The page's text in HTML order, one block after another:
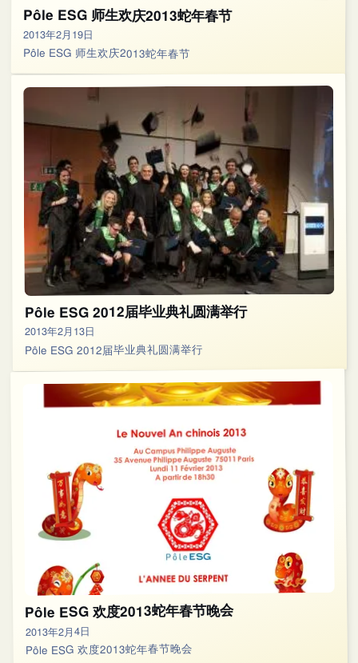
Pôle ESG 师生欢庆2013蛇年春节
2013年2月19日
Pôle ESG 师生欢庆2013蛇年春节
Pôle ESG 2012届毕业典礼圆满举行
2013年2月13日
Pôle ESG 2012届毕业典礼圆满举行
Pôle ESG 欢度2013蛇年春节晚会
2013年2月4日
Pôle ESG 欢度2013蛇年春节晚会